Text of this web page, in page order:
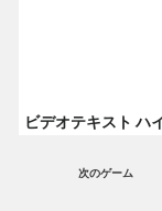
次のゲーム